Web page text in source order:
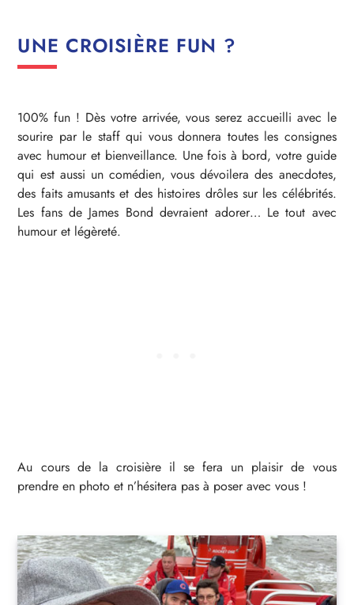
UNE CROISIÈRE FUN ?
100% fun ! Dès votre arrivée, vous serez accueilli avec le
sourire par le staff qui vous donnera toutes les consignes
avec humour et bienveillance. Une fois à bord, votre guide
qui est aussi un comédien, vous dévoilera des anecdotes,
des faits amusants et des histoires drôles sur les célébrités.
Les fans de James Bond devraient adorer… Le tout avec
humour et légèreté.
Au cours de la croisière il se fera un plaisir de vous
prendre en photo et n’hésitera pas à poser avec vous !